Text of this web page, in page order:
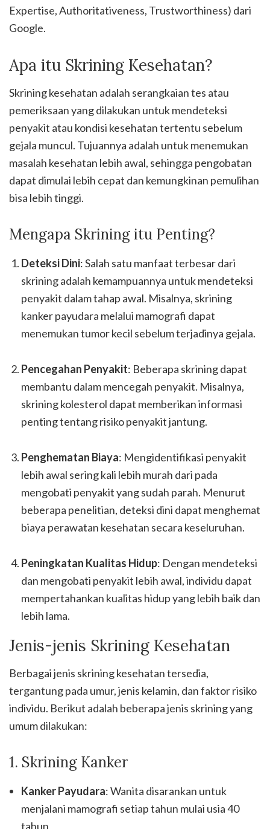
Expertise, Authoritativeness, Trustworthiness) dari
Google.
Apa itu Skrining Kesehatan?
Skrining kesehatan adalah serangkaian tes atau
pemeriksaan yang dilakukan untuk mendeteksi
penyakit atau kondisi kesehatan tertentu sebelum
gejala muncul. Tujuannya adalah untuk menemukan
masalah kesehatan lebih awal, sehingga pengobatan
dapat dimulai lebih cepat dan kemungkinan pemulihan
bisa lebih tinggi.
Mengapa Skrining itu Penting?
Deteksi Dini: Salah satu manfaat terbesar dari
skrining adalah kemampuannya untuk mendeteksi
penyakit dalam tahap awal. Misalnya, skrining
kanker payudara melalui mamografi dapat
menemukan tumor kecil sebelum terjadinya gejala.
Pencegahan Penyakit: Beberapa skrining dapat
membantu dalam mencegah penyakit. Misalnya,
skrining kolesterol dapat memberikan informasi
penting tentang risiko penyakit jantung.
Penghematan Biaya: Mengidentifikasi penyakit
lebih awal sering kali lebih murah dari pada
mengobati penyakit yang sudah parah. Menurut
beberapa penelitian, deteksi dini dapat menghemat
biaya perawatan kesehatan secara keseluruhan.
Peningkatan Kualitas Hidup: Dengan mendeteksi
dan mengobati penyakit lebih awal, individu dapat
mempertahankan kualitas hidup yang lebih baik dan
lebih lama.
Jenis-jenis Skrining Kesehatan
Berbagai jenis skrining kesehatan tersedia,
tergantung pada umur, jenis kelamin, dan faktor risiko
individu. Berikut adalah beberapa jenis skrining yang
umum dilakukan:
1. Skrining Kanker
Kanker Payudara: Wanita disarankan untuk
menjalani mamografi setiap tahun mulai usia 40
tahun.